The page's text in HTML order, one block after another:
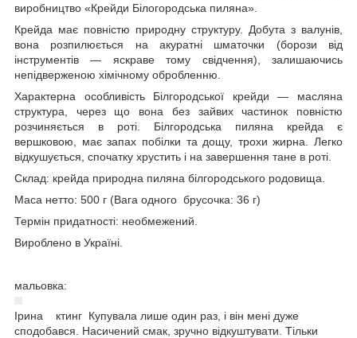
виробництво «Крейди Білогородська пиляна».
Крейда має повністю природну структуру. Добута з валунів,
вона розпилюється на акуратні шматочки (борози від
інструментів — яскраве тому свідчення), залишаючись
непідверженою хімічному обробленню.
Характерна особливість Білгородської крейди — масляна
структура, через що вона без зайвих частинок повністю
розчиняється в роті. Білгородська пиляна крейда є
вершковою, має запах побілки та дощу, трохи жирна. Легко
відкушується, спочатку хрустить і на завершення тане в роті.
Склад: крейда природна пиляна білгородського родовища.
Маса нетто: 500 г (Вага одного брусочка: 36 г)
Термін придатності: необмежений.
Вироблено в Україні.
мальовка:
Ірина
ктинг Купувала лише один раз, і він мені дуже
сподобався. Насичений смак, зручно відкуштувати. Тільки